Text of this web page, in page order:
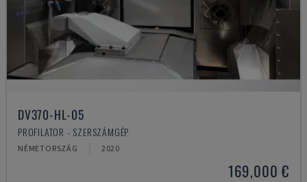
DV370-HL-05
PROFILATOR - SZERSZÁMGÉP
NÉMETORSZÁG 2020
169,000 €